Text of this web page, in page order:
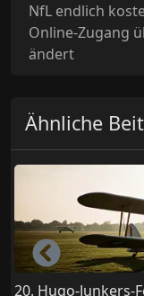
NfL endlich
Online-Zugang
ändert
Ähnliche
20. Hugo-Junkers-
Left